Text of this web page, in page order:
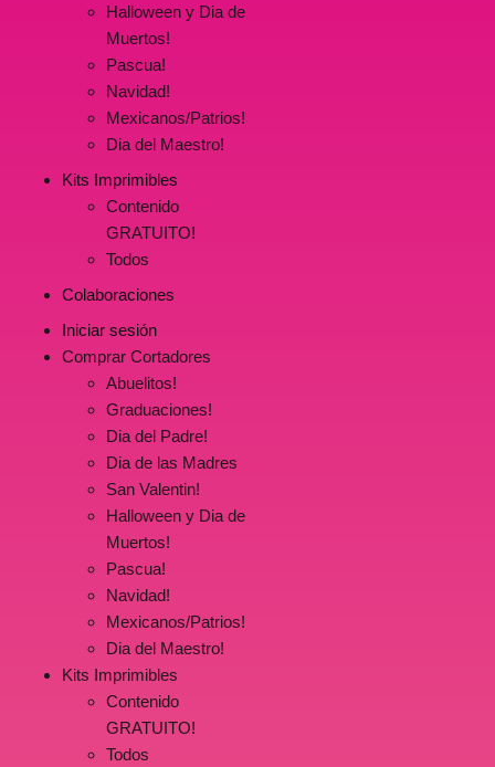
Halloween y Dia de
Muertos!
Pascua!
Navidad!
Mexicanos/Patrios!
Dia del Maestro!
Kits Imprimibles
Contenido
GRATUITO!
Todos
Colaboraciones
Iniciar sesión
Comprar Cortadores
Abuelitos!
Graduaciones!
Dia del Padre!
Dia de las Madres
San Valentin!
Halloween y Dia de
Muertos!
Pascua!
Navidad!
Mexicanos/Patrios!
Dia del Maestro!
Kits Imprimibles
Contenido
GRATUITO!
Todos